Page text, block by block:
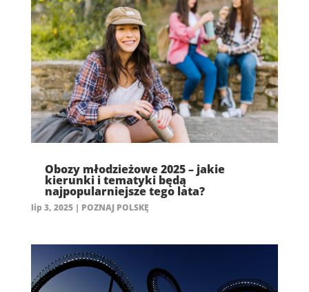
Obozy młodzieżowe 2025 – jakie
kierunki i tematyki będą
najpopularniejsze tego lata?
lip 3, 2025| POZNAJ POLSKĘ